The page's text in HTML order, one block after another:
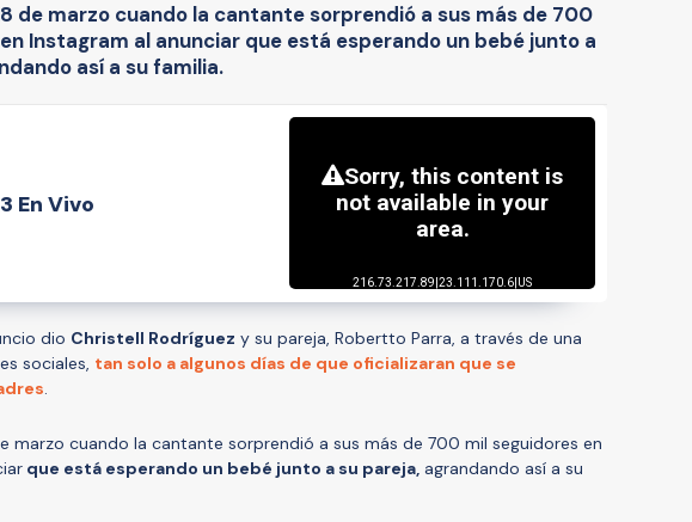
de marzo cuando la cantante sorprendió a sus más de 700
Instagram al anunciar que está esperando un bebé junto a
así a su familia.
En Vivo
dio Christell Rodríguez y su pareja, Robertto Parra, a través de una
sociales, tan solo a algunos días de que oficializaran que se
.
marzo cuando la cantante sorprendió a sus más de 700 mil seguidores en
que está esperando un bebé junto a su pareja, agrandando así a su